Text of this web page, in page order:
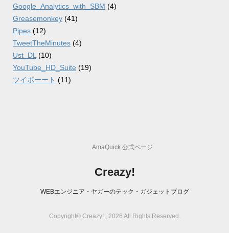
Google_Analytics_with_SBM (4)
Greasemonkey (41)
Pipes (12)
TweetTheMinutes (4)
Ust_DL (10)
YouTube_HD_Suite (19)
ツイポーート (11)
AmaQuick 公式ページ
Creazy!
WEBエンジニア・ヤガーのテック・ガジェットブログ
Copyright© Creazy! , 2026 All Rights Reserved.